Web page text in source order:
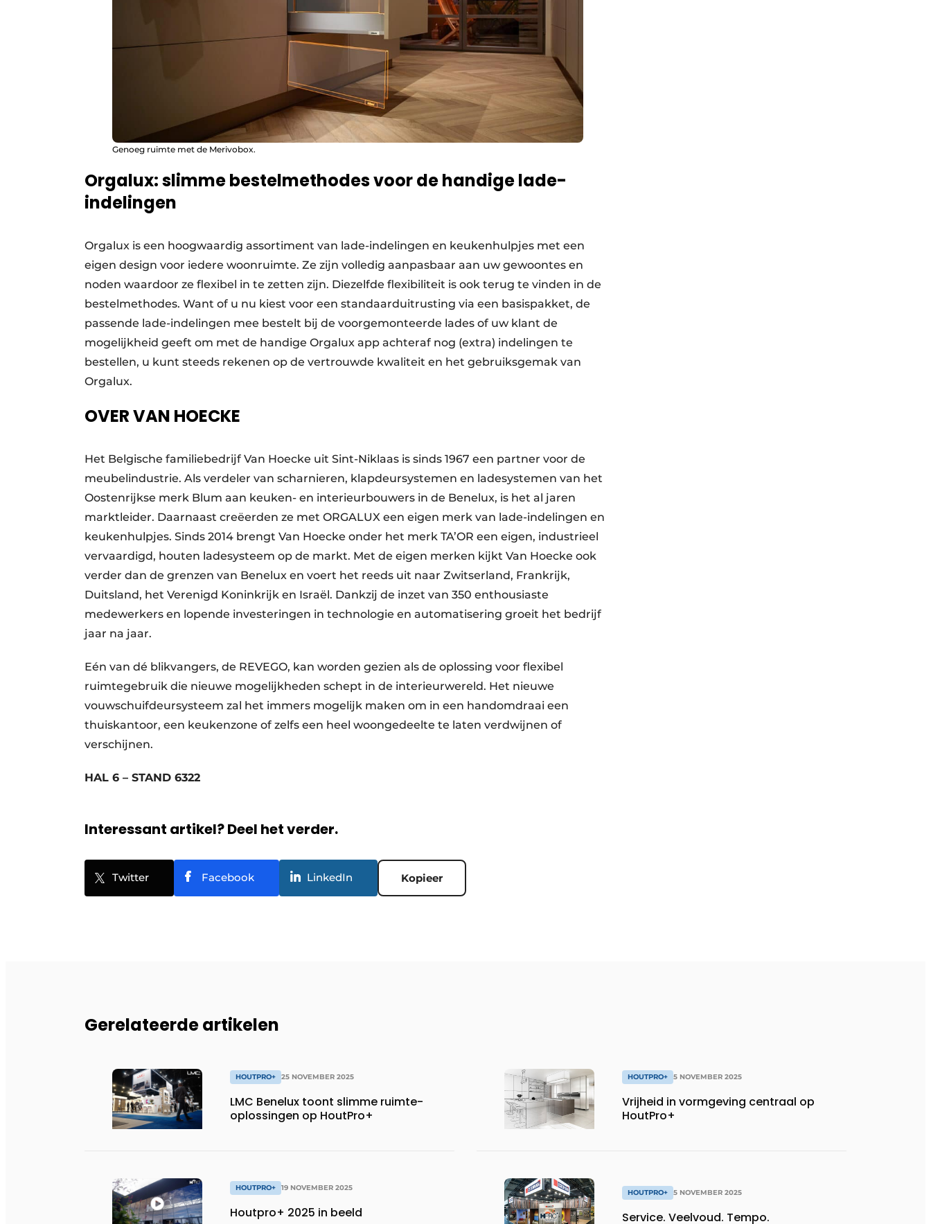
Genoeg ruimte met de Merivobox.
Orgalux: slimme bestelmethodes voor de handige lade-
indelingen
Orgalux is een hoogwaardig assortiment van lade-indelingen en keukenhulpjes met een
eigen design voor iedere woonruimte. Ze zijn volledig aanpasbaar aan uw gewoontes en
noden waardoor ze flexibel in te zetten zijn. Diezelfde flexibiliteit is ook terug te vinden in de
bestelmethodes. Want of u nu kiest voor een standaarduitrusting via een basispakket, de
passende lade-indelingen mee bestelt bij de voorgemonteerde lades of uw klant de
mogelijkheid geeft om met de handige Orgalux app achteraf nog (extra) indelingen te
bestellen, u kunt steeds rekenen op de vertrouwde kwaliteit en het gebruiksgemak van
Orgalux.
OVER VAN HOECKE
Het Belgische familiebedrijf Van Hoecke uit Sint-Niklaas is sinds 1967 een partner voor de
meubelindustrie. Als verdeler van scharnieren, klapdeursystemen en ladesystemen van het
Oostenrijkse merk Blum aan keuken- en interieurbouwers in de Benelux, is het al jaren
marktleider. Daarnaast creëerden ze met ORGALUX een eigen merk van lade-indelingen en
keukenhulpjes. Sinds 2014 brengt Van Hoecke onder het merk TA’OR een eigen, industrieel
vervaardigd, houten ladesysteem op de markt. Met de eigen merken kijkt Van Hoecke ook
verder dan de grenzen van Benelux en voert het reeds uit naar Zwitserland, Frankrijk,
Duitsland, het Verenigd Koninkrijk en Israël. Dankzij de inzet van 350 enthousiaste
medewerkers en lopende investeringen in technologie en automatisering groeit het bedrijf
jaar na jaar.
Eén van dé blikvangers, de REVEGO, kan worden gezien als de oplossing voor flexibel
ruimtegebruik die nieuwe mogelijkheden schept in de interieurwereld. Het nieuwe
vouwschuifdeursysteem zal het immers mogelijk maken om in een handomdraai een
thuiskantoor, een keukenzone of zelfs een heel woongedeelte te laten verdwijnen of
verschijnen.
HAL 6 – STAND 6322
Interessant artikel? Deel het verder.
Twitter Facebook LinkedIn Kopieer
Gerelateerde artikelen
HOUTPRO+ 25 NOVEMBER 2025
LMC Benelux toont slimme ruimte-
oplossingen op HoutPro+
HOUTPRO+ 19 NOVEMBER 2025
Houtpro+ 2025 in beeld
HOUTPRO+ 5 NOVEMBER 2025
Vrijheid in vormgeving centraal op
HoutPro+
HOUTPRO+ 5 NOVEMBER 2025
Service. Veelvoud. Tempo.